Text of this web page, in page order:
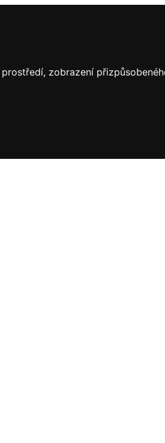
zobrazení